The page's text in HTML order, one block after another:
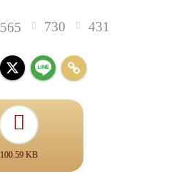
730 431
100.59 KB